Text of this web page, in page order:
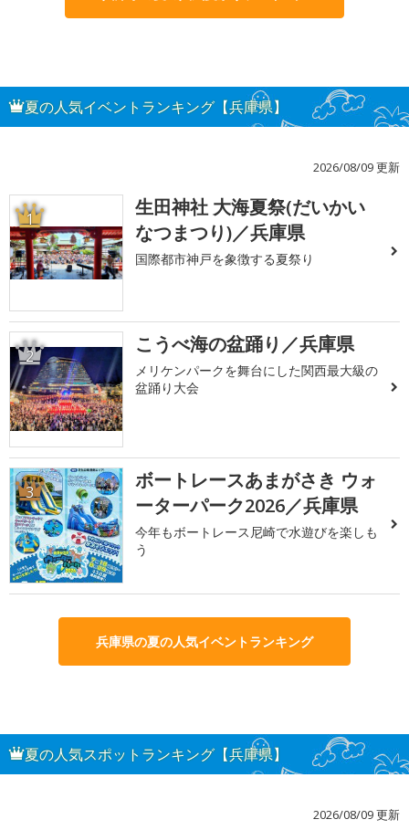
夏の人気イベントランキング【兵庫県】
2026/08/09 更新
1
生田神社 大海夏祭(だいかい
なつまつり)／兵庫県
国際都市神戸を象徴する夏祭り
2 こうべ海の盆踊り／兵庫県
メリケンパークを舞台にした関西最大級の
盆踊り大会
3
ボートレースあまがさき ウォ
ーターパーク2026／兵庫県
今年もボートレース尼崎で水遊びを楽しも
う
兵庫県の夏の人気イベントランキング
夏の人気スポットランキング【兵庫県】
2026/08/09 更新